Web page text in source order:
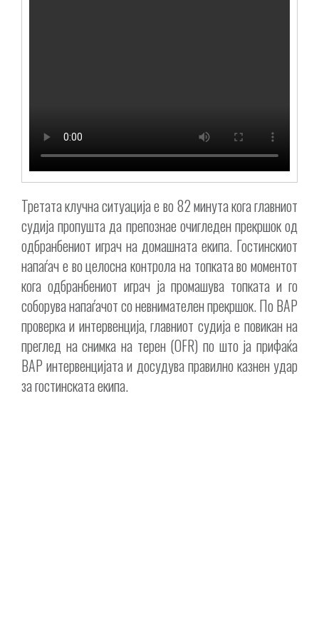
Третата клучна ситуација е во 82 минута кога главниот
судија пропушта да препознае очигледен прекршок од
одбранбениот играч на домашната екипа. Гостинскиот
напаѓач е во целосна контрола на топката во моментот
кога одбранбениот играч ја промашува топката и го
соборува напаѓачот со невнимателен прекршок. По ВАР
проверка и интервенција, главниот судија е повикан на
преглед на снимка на терен (OFR) по што ја прифаќа
ВАР интервенцијата и досудува правилно казнен удар
за гостинската екипа.